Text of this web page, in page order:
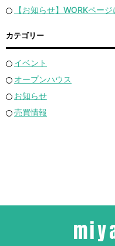
【お知らせ】WORKペー
カテゴリー
イベント
オープンハウス
お知らせ
売買情報